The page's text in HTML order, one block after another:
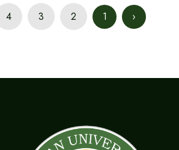
‹
1
2
3
4